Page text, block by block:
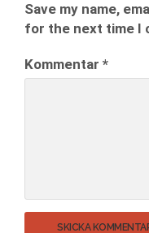
Save my name,
for the next time I
Kommentar *